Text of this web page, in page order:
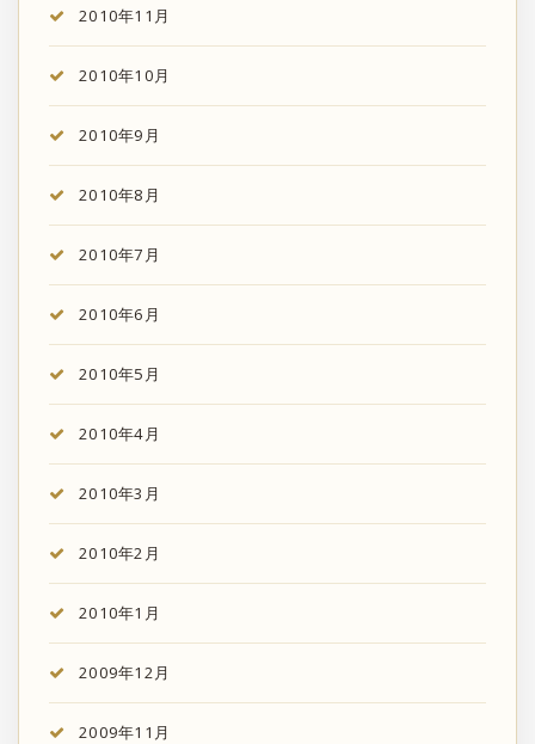
2010年11月
2010年10月
2010年9月
2010年8月
2010年7月
2010年6月
2010年5月
2010年4月
2010年3月
2010年2月
2010年1月
2009年12月
2009年11月